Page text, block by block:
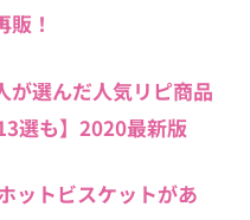
！
が選んだ人気リピ商品
選も】2020最新版
ットビスケットがあ